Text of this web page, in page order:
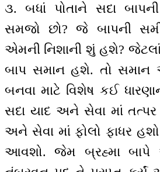
૩. બધાં પોતાને સદા
સમજો છો? જે બાપની
એમની નિશાની શું હશે?
બાપ સમાન હશે. તો
બનવા માટે વિશેષ કઈ
સદા યાદ અને સેવા માં તત્પર
અને સેવા માં ફોલો ફાધર
આવશો. જેમ બ્રહ્મા બાપે